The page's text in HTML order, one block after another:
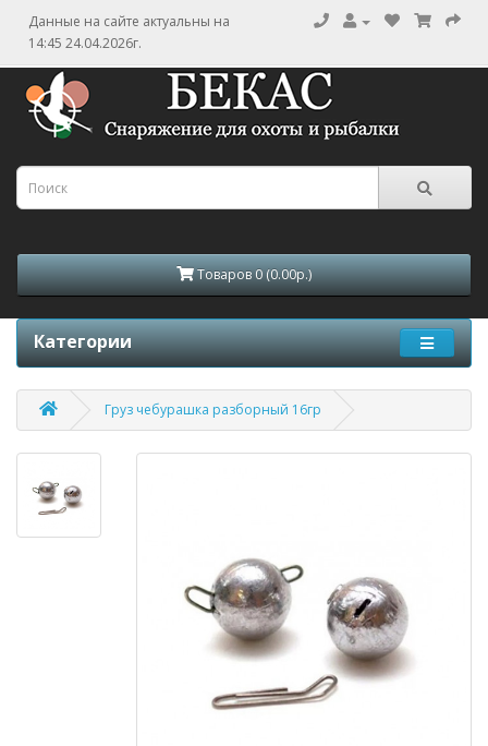
Данные на сайте актуальны на
14:45 24.04.2026г.
Товаров 0 (0.00р.)
Категории
Груз чебурашка разборный 16гр